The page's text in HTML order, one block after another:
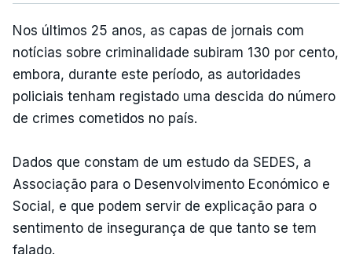
Nos últimos 25 anos, as capas de jornais com
notícias sobre criminalidade subiram 130 por cento,
embora, durante este período, as autoridades
policiais tenham registado uma descida do número
de crimes cometidos no país.
Dados que constam de um estudo da SEDES, a
Associação para o Desenvolvimento Económico e
Social, e que podem servir de explicação para o
sentimento de insegurança de que tanto se tem
falado.